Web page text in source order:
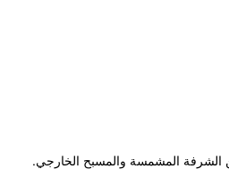
الشرفة المشمسة والمسبح الخارجي.